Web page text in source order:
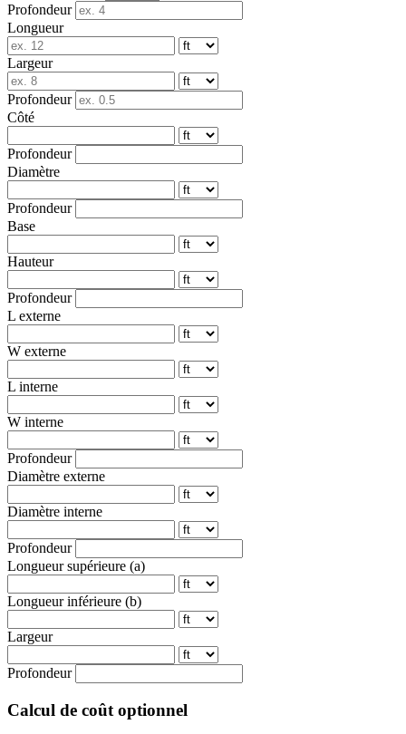
Profondeur
Longueur
Largeur
Profondeur
Côté
Profondeur
Diamètre
Profondeur
Base
Hauteur
Profondeur
L externe
W externe
L interne
W interne
Profondeur
Diamètre externe
Diamètre interne
Profondeur
Longueur supérieure (a)
Longueur inférieure (b)
Largeur
Profondeur
Calcul de coût optionnel